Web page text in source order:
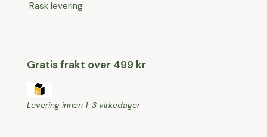
Rask levering
Gratis frakt over 499 kr
Levering innen 1-3 virkedager